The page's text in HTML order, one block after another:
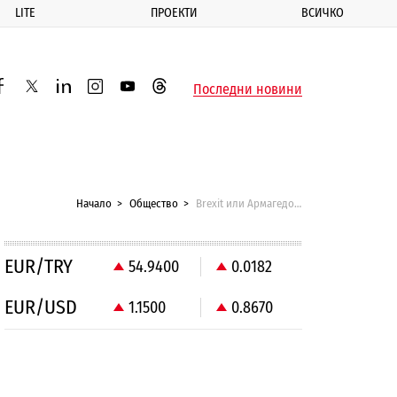
LITE ПРОЕКТИ ВСИЧКО
twitterlinkedininstagram
youtubethreadsПоследни новини
Начало Общество Brexit или Армагедон? Зависи кого попиташ
EUR/TRY 54.9400 0.0182
EUR/USD 1.1500 0.8670